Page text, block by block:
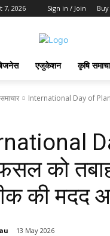
7, 2026 Sign in / Join
एजुकेशन कृषि
International Day of
को तबाह
की मदद
13 May 2026